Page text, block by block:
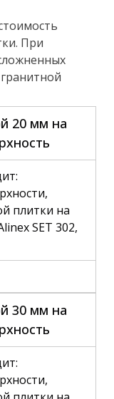
При
20 мм на
плитки на
SET 302,
30 мм на